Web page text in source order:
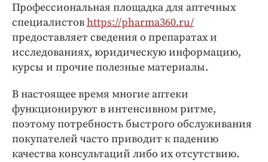
Бренд года
Работодатель года
Профессиональная площадка для аптечных
специалистовhttps://pharma360.ru/
предоставляет сведения о препаратах и
исследованиях, юридическую информацию,
курсы и прочие полезные материалы.
В настоящее время многие аптеки
функционируют в интенсивном ритме,
поэтому потребность быстрого обслуживания
покупателей часто приводит к падению
качества консультаций либо их отсутствию.